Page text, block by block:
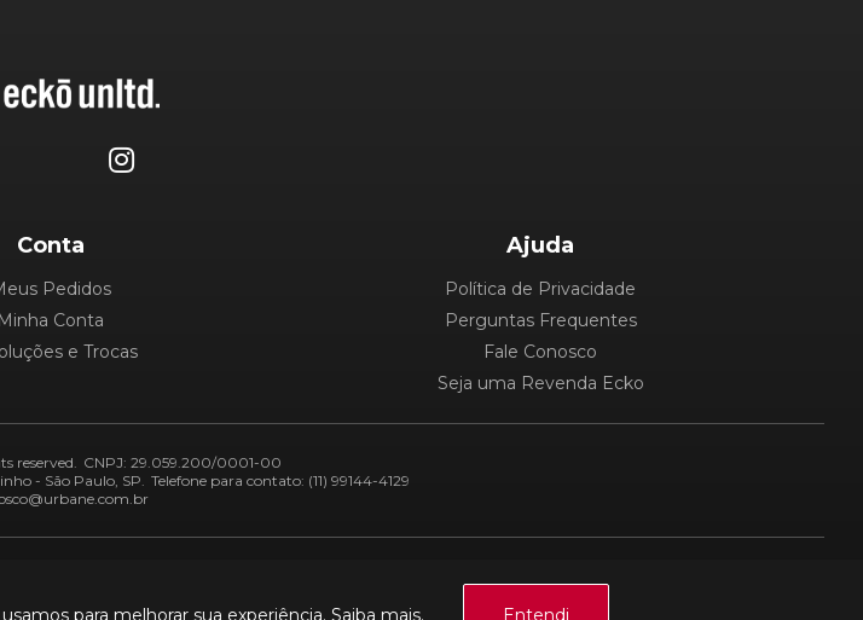
para melhorar sua experiência. Saiba mais. Entendi
Conta
Pedidos
Minha Conta
e Trocas
Ajuda
Política de Privacidade
Perguntas Frequentes
Fale Conosco
Seja uma Revenda Ecko
reserved. CNPJ: 29.059.200/0001-00
- São Paulo, SP. Telefone para contato: (11) 99144-4129